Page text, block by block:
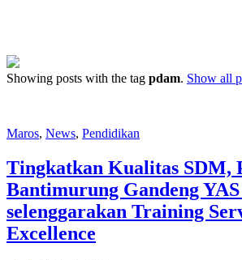
Showing posts with the tag pdam. Show all
Maros, News, Pendidikan
Tingkatkan Kualitas SDM,
Bantimurung Gandeng YAS
selenggarakan Training
Excellence